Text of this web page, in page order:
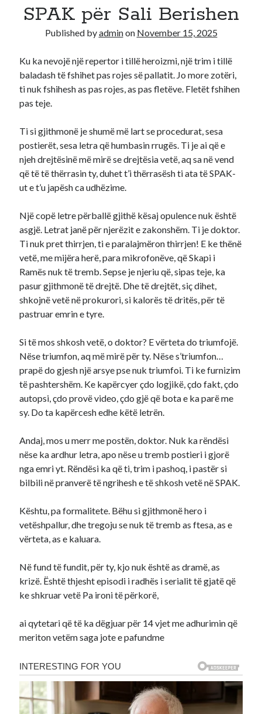
Recent Comments
SPAK për Sali Berishen
Published byadminon November 15, 2025
Ku ka nevojë një repertor i tillë heroizmi, një trim i tillë
baladash të fshihet pas rojes së pallatit. Jo more zotëri,
ti nuk fshihesh as pas rojes, as pas fletëve. Fletët fshihen
pas teje.
Ti si gjithmonë je shumë më lart se procedurat, sesa
postierët, sesa letra që humbasin rrugës. Ti je ai që e
njeh drejtësinë më mirë se drejtësia vetë, aq sa në vend
që të të thërrasin ty, duhet t’i thërrasësh ti ata të SPAK-
ut e t’u japësh ca udhëzime.
Një copë letre përballë gjithë kësaj opulence nuk është
asgjë. Letrat janë për njerëzit e zakonshëm. Ti je doktor.
Ti nuk pret thirrjen, ti e paralajmëron thirrjen! E ke thënë
vetë, me mijëra herë, para mikrofonëve, që Skapi i
Ramës nuk të tremb. Sepse je njeriu që, sipas teje, ka
pasur gjithmonë të drejtë. Dhe të drejtët, siç dihet,
shkojnë vetë në prokurori, si kalorës të dritës, për të
pastruar emrin e tyre.
Si të mos shkosh vetë, o doktor? E vërteta do triumfojë.
Nëse triumfon, aq më mirë për ty. Nëse s’triumfon…
prapë do gjesh një arsye pse nuk triumfoi. Ti ke furnizim
të pashtershëm. Ke kapërcyer çdo logjikë, çdo fakt, çdo
autopsi, çdo provë video, çdo gjë që bota e ka parë me
sy. Do ta kapërcesh edhe këtë letrën.
Andaj, mos u merr me postën, doktor. Nuk ka rëndësi
nëse ka ardhur letra, apo nëse u tremb postieri i gjorë
nga emri yt. Rëndësi ka që ti, trim i pashoq, i pastër si
bilbili në pranverë të ngrihesh e të shkosh vetë në SPAK.
Kështu, pa formalitete. Bëhu si gjithmonë hero i
vetëshpallur, dhe tregoju se nuk të tremb as ftesa, as e
vërteta, as e kaluara.
Në fund të fundit, për ty, kjo nuk është as dramë, as
krizë. Është thjesht episodi i radhës i serialit të gjatë që
ke shkruar vetë Pa ironi të përkorë,
ai qytetari që të ka dëgjuar për 14 vjet me adhurimin që
meriton vetëm saga jote e pafundme